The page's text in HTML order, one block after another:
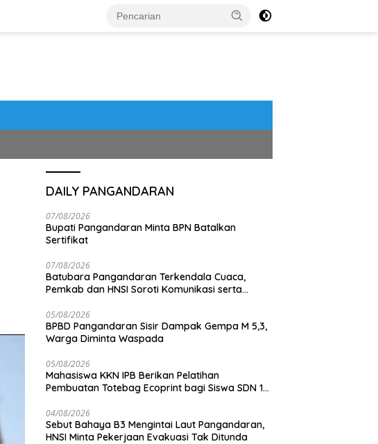
DAILY PANGANDARAN
07/08/2026
Bupati Pangandaran Minta BPN Batalkan
Sertifikat
07/08/2026
Batubara Pangandaran Terkendala Cuaca,
Pemkab dan HNSI Soroti Komunikasi serta
05/08/2026
BPBD Pangandaran Sisir Dampak Gempa M 5,3,
Warga Diminta Waspada
05/08/2026
Mahasiswa KKN IPB Berikan Pelatihan
Pembuatan Totebag Ecoprint bagi Siswa SDN 1
04/08/2026
Sebut Bahaya B3 Mengintai Laut Pangandaran,
HNSI Minta Pekerjaan Evakuasi Tak Ditunda